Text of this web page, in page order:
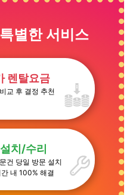
별한 서비스
렌탈요금
교 후 결정 추천
치/수리
건 당일 방문 설치
내 100% 해결